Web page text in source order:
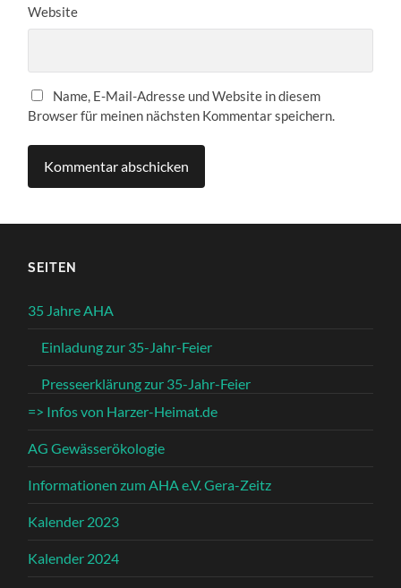
Website
Name, E-Mail-Adresse und Website in diesem
Browser für meinen nächsten Kommentar speichern.
SEITEN
35 Jahre AHA
Einladung zur 35-Jahr-Feier
Presseerklärung zur 35-Jahr-Feier
=> Infos von Harzer-Heimat.de
AG Gewässerökologie
Informationen zum AHA e.V. Gera-Zeitz
Kalender 2023
Kalender 2024